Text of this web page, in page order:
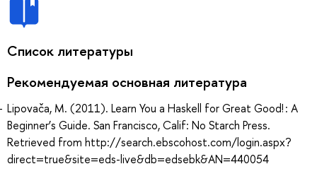
Список литературы
Рекомендуемая основная литература
Lipovača, M. (2011). Learn You a Haskell for Great Good! : A
Beginner’s Guide. San Francisco, Calif: No Starch Press.
Retrieved from http://search.ebscohost.com/login.aspx?
direct=true&site=eds-live&db=edsebk&AN=440054